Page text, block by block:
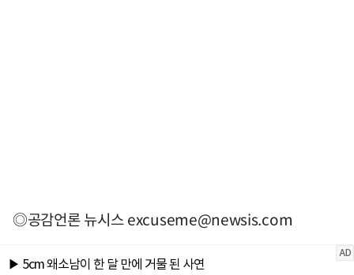
◎공감언론 뉴시스excuseme@newsis.com